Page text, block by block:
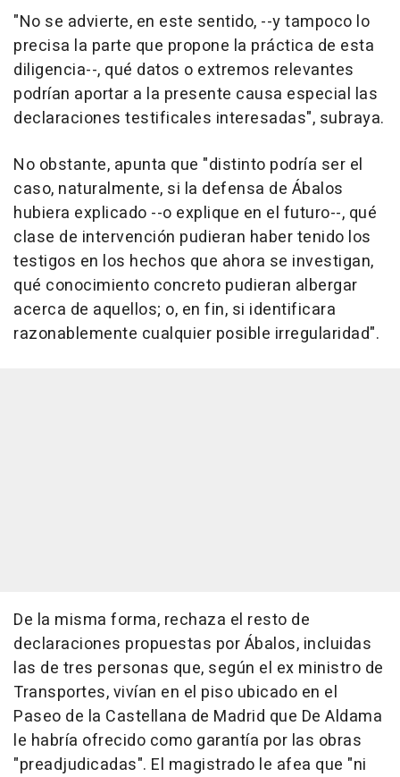
"No se advierte, en este sentido, --y tampoco lo
precisa la parte que propone la práctica de esta
diligencia--, qué datos o extremos relevantes
podrían aportar a la presente causa especial las
declaraciones testificales interesadas", subraya.
No obstante, apunta que "distinto podría ser el
caso, naturalmente, si la defensa de Ábalos
hubiera explicado --o explique en el futuro--, qué
clase de intervención pudieran haber tenido los
testigos en los hechos que ahora se investigan,
qué conocimiento concreto pudieran albergar
acerca de aquellos; o, en fin, si identificara
razonablemente cualquier posible irregularidad".
De la misma forma, rechaza el resto de
declaraciones propuestas por Ábalos, incluidas
las de tres personas que, según el ex ministro de
Transportes, vivían en el piso ubicado en el
Paseo de la Castellana de Madrid que De Aldama
le habría ofrecido como garantía por las obras
"preadjudicadas". El magistrado le afea que "ni